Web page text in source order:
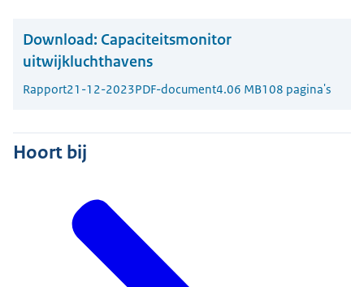
Download: Capaciteitsmonitor
uitwijkluchthavens
Rapport21-12-2023PDF-document4.06 MB108 pagina's
Hoort bij